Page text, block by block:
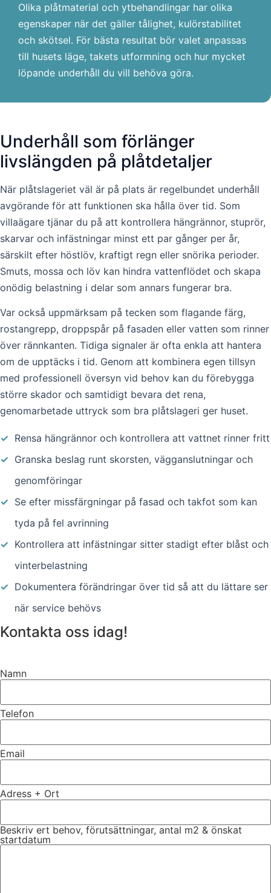
Olika plåtmaterial och ytbehandlingar har olika
egenskaper när det gäller tålighet, kulörstabilitet
och skötsel. För bästa resultat bör valet anpassas
till husets läge, takets utformning och hur mycket
löpande underhåll du vill behöva göra.
Underhåll som förlänger
livslängden på plåtdetaljer
När plåtslageriet väl är på plats är regelbundet underhåll
avgörande för att funktionen ska hålla över tid. Som
villaägare tjänar du på att kontrollera hängrännor, stuprör,
skarvar och infästningar minst ett par gånger per år,
särskilt efter höstlöv, kraftigt regn eller snörika perioder.
Smuts, mossa och löv kan hindra vattenflödet och skapa
onödig belastning i delar som annars fungerar bra.
Var också uppmärksam på tecken som flagande färg,
rostangrepp, droppspår på fasaden eller vatten som rinner
över rännkanten. Tidiga signaler är ofta enkla att hantera
om de upptäcks i tid. Genom att kombinera egen tillsyn
med professionell översyn vid behov kan du förebygga
större skador och samtidigt bevara det rena,
genomarbetade uttryck som bra plåtslageri ger huset.
✓ Rensa hängrännor och kontrollera att vattnet rinner fritt
✓ Granska beslag runt skorsten, vägganslutningar och
genomföringar
✓ Se efter missfärgningar på fasad och takfot som kan
tyda på fel avrinning
✓ Kontrollera att infästningar sitter stadigt efter blåst och
vinterbelastning
✓ Dokumentera förändringar över tid så att du lättare ser
när service behövs
Kontakta oss idag!
Namn
Telefon
Email
Adress + Ort
Beskriv ert behov, förutsättningar, antal m2 & önskat
startdatum